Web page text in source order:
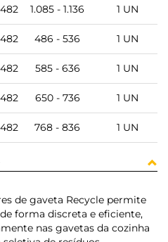
1.085 - 1.136 1 UN
486 - 536 1 UN
585 - 636 1 UN
650 - 736 1 UN
768 - 836 1 UN
de gaveta Recycle permite
forma discreta e eficiente,
nas gavetas da cozinha